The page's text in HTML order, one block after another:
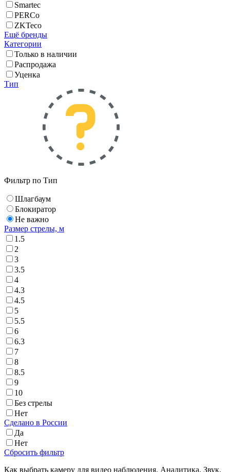
Smartec
PERCo
ZKTeco
Ещё бренды
Категории
Только в наличии
Распродажа
Уценка
Тип
Фильтр по Тип
Шлагбаум
Блокиратор
Не важно
Размер стрелы, м
1.5
2
3
3.5
4
4.3
4.5
5
5.5
6
6.3
7
8
8.5
9
10
Без стрелы
Нет
Cделано в России
Да
Нет
Сброcить фильтр
Как выбрать камеру для видео наблюдения. Аналитика. Звук.